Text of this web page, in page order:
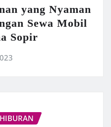
yang Nyaman
Sewa Mobil
Sopir
HIBURAN